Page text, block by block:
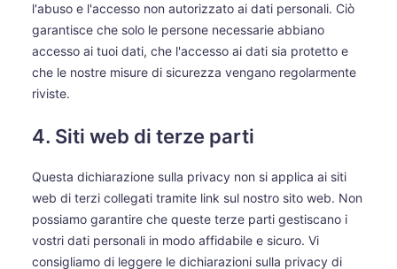
l'abuso e l'accesso non autorizzato ai dati personali. Ciò
garantisce che solo le persone necessarie abbiano
accesso ai tuoi dati, che l'accesso ai dati sia protetto e
che le nostre misure di sicurezza vengano regolarmente
riviste.
4. Siti web di terze parti
Questa dichiarazione sulla privacy non si applica ai siti
web di terzi collegati tramite link sul nostro sito web. Non
possiamo garantire che queste terze parti gestiscano i
vostri dati personali in modo affidabile e sicuro. Vi
consigliamo di leggere le dichiarazioni sulla privacy di